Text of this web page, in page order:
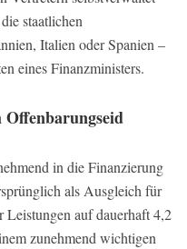
staatlichen
Italien oder Spanien –
eines Finanzministers.
in die Finanzierung
als Ausgleich für
Leistungen auf dauerhaft 4,2
zunehmend wichtigen